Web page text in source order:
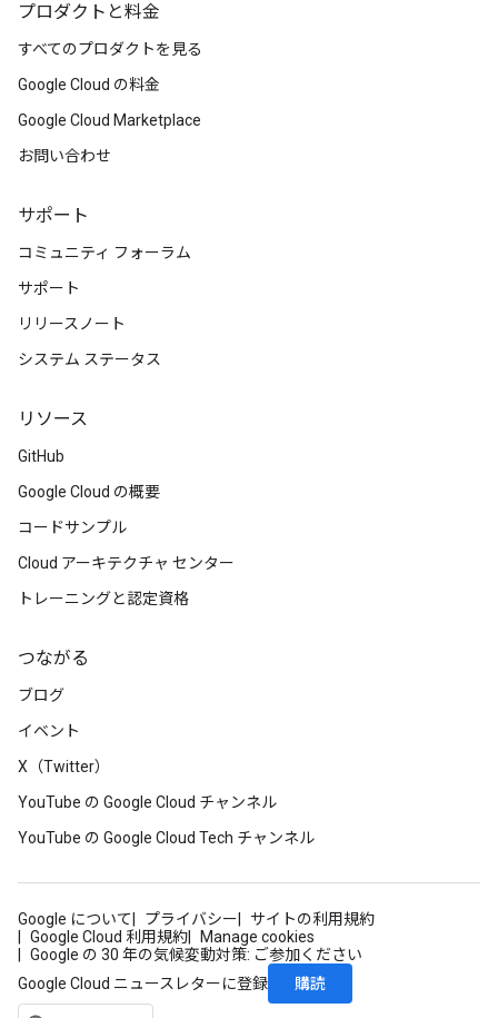
プロダクトと料金
すべてのプロダクトを見る
Google Cloud の料金
Google Cloud Marketplace
お問い合わせ
サポート
コミュニティ フォーラム
サポート
リリースノート
システム ステータス
リソース
GitHub
Google Cloud の概要
コードサンプル
Cloud アーキテクチャ センター
トレーニングと認定資格
つながる
ブログ
イベント
X（Twitter）
YouTube の Google Cloud チャンネル
YouTube の Google Cloud Tech チャンネル
Google について プライバシー
サイトの利用規約
Google Cloud 利用規約
Manage cookies
Google の 30 年の気候変動対策: ご参加ください
Google Cloud ニュースレターに登録
購読